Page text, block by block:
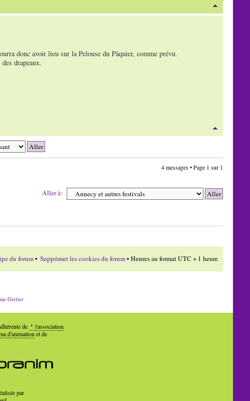
donc avoir lieu sur la Pelouse du Pâquier, comme prévu.
drapeaux.
4 messages • Page 1 sur 1
Aller à:
du forum• Supprimer les cookies du forum• Heures au format UTC + 1 heure
Grelier
de
l'association
d'animationet de
par